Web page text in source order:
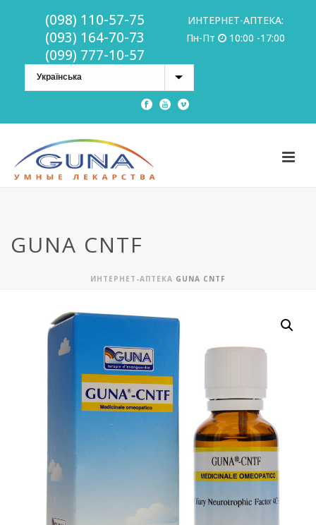
(098) 110-57-75
(093) 164-70-73
(099) 777-10-57
ИНТЕРНЕТ-АПТЕКА:
Пн-Пт
10:00 -17:00
GUNA CNTF
ИНТЕРНЕТ-АПТЕКА GUNA CNTF